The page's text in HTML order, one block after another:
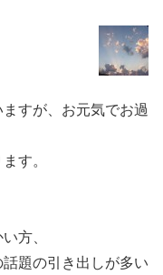
すが、お元気でお過
す。
方、
題の引き出しが多い